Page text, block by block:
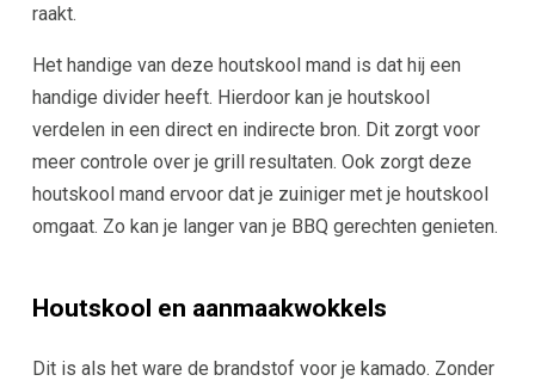
raakt.
Het handige van deze houtskool mand is dat hij een
handige divider heeft. Hierdoor kan je houtskool
verdelen in een direct en indirecte bron. Dit zorgt voor
meer controle over je grill resultaten. Ook zorgt deze
houtskool mand ervoor dat je zuiniger met je houtskool
omgaat. Zo kan je langer van je BBQ gerechten genieten.
Houtskool en aanmaakwokkels
Dit is als het ware de brandstof voor je kamado. Zonder